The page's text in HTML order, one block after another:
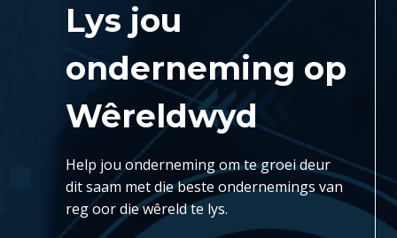
Lys jou
onderneming op
Wêreldwyd
Help jou onderneming om te groei deur
dit saam met die beste ondernemings van
reg oor die wêreld te lys.